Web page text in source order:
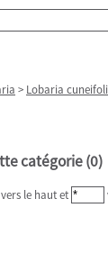
> Lobaria
catégorie (0)
le haut et